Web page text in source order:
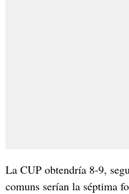
La CUP obtendría 8-9,
comuns serían la séptima